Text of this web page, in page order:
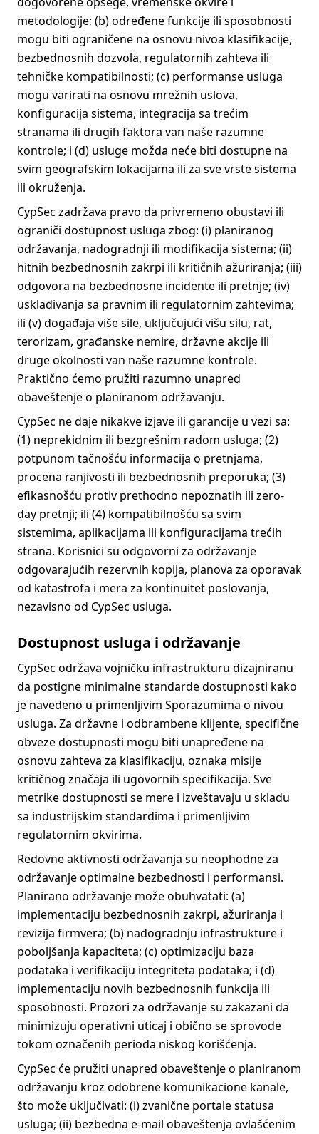
metodologije; (b) određene funkcije ili sposobnosti
mogu biti ograničene na osnovu nivoa klasifikacije,
bezbednosnih dozvola, regulatornih zahteva ili
tehničke kompatibilnosti; (c) performanse usluga
mogu varirati na osnovu mrežnih uslova,
konfiguracija sistema, integracija sa trećim
stranama ili drugih faktora van naše razumne
kontrole; i (d) usluge možda neće biti dostupne na
svim geografskim lokacijama ili za sve vrste sistema
ili okruženja.
CypSec zadržava pravo da privremeno obustavi ili
ograniči dostupnost usluga zbog: (i) planiranog
održavanja, nadogradnji ili modifikacija sistema; (ii)
hitnih bezbednosnih zakrpi ili kritičnih ažuriranja; (iii)
odgovora na bezbednosne incidente ili pretnje; (iv)
usklađivanja sa pravnim ili regulatornim zahtevima;
ili (v) događaja više sile, uključujući višu silu, rat,
terorizam, građanske nemire, državne akcije ili
druge okolnosti van naše razumne kontrole.
Praktično ćemo pružiti razumno unapred
obaveštenje o planiranom održavanju.
CypSec ne daje nikakve izjave ili garancije u vezi sa:
(1) neprekidnim ili bezgrešnim radom usluga; (2)
potpunom tačnošću informacija o pretnjama,
procena ranjivosti ili bezbednosnih preporuka; (3)
efikasnošću protiv prethodno nepoznatih ili zero-
day pretnji; ili (4) kompatibilnošću sa svim
sistemima, aplikacijama ili konfiguracijama trećih
strana. Korisnici su odgovorni za održavanje
odgovarajućih rezervnih kopija, planova za oporavak
od katastrofa i mera za kontinuitet poslovanja,
nezavisno od CypSec usluga.
Dostupnost usluga i održavanje
CypSec održava vojničku infrastrukturu dizajniranu
da postigne minimalne standarde dostupnosti kako
je navedeno u primenljivim Sporazumima o nivou
usluga. Za državne i odbrambene klijente, specifične
obveze dostupnosti mogu biti unapređene na
osnovu zahteva za klasifikaciju, oznaka misije
kritičnog značaja ili ugovornih specifikacija. Sve
metrike dostupnosti se mere i izveštavaju u skladu
sa industrijskim standardima i primenljivim
regulatornim okvirima.
Redovne aktivnosti održavanja su neophodne za
održavanje optimalne bezbednosti i performansi.
Planirano održavanje može obuhvatati: (a)
implementaciju bezbednosnih zakrpi, ažuriranja i
revizija firmvera; (b) nadogradnju infrastrukture i
poboljšanja kapaciteta; (c) optimizaciju baza
podataka i verifikaciju integriteta podataka; i (d)
implementaciju novih bezbednosnih funkcija ili
sposobnosti. Prozori za održavanje su zakazani da
minimizuju operativni uticaj i obično se sprovode
tokom označenih perioda niskog korišćenja.
CypSec će pružiti unapred obaveštenje o planiranom
održavanju kroz odobrene komunikacione kanale,
što može uključivati: (i) zvanične portale statusa
usluga; (ii) bezbedna e-mail obaveštenja ovlašćenim